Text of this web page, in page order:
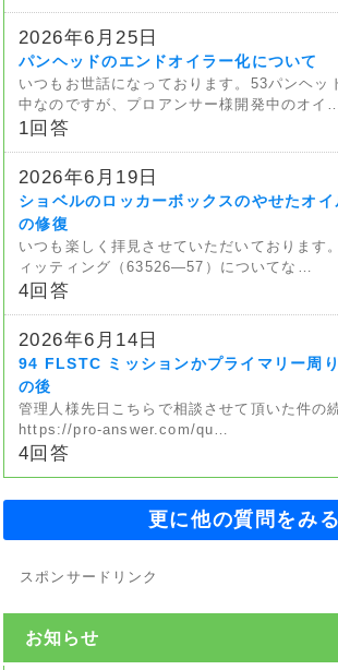
2026年6月25日
パンヘッドのエンドオイラー化について
いつもお世話になっております。53パンヘッ
中なのですが、プロアンサー様開発中のオイ
1回答
2026年6月19日
ショベルのロッカーボックスのやせたオ
の修復
いつも楽しく拝見させていただいております
ィッティング（63526—57）についてな…
4回答
2026年6月14日
94 FLSTC ミッションかプライマリー周
の後
管理人様先日こちらで相談させて頂いた件の
https://pro-answer.com/qu…
4回答
更に他の質問をみる
スポンサードリンク
お知らせ